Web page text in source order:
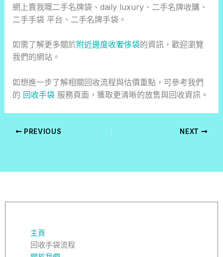
網上賣我嘅二手名牌袋、daily luxury、二手名牌收購、
二手手袋 平台、二手名牌手袋。
如需了解更多關於附近邊度收奢侈袋的資訊，歡迎瀏覽
我們的網站。
如想進一步了解相關回收流程與估價重點，可參考我們
的 回收手袋服務頁面，獲取更清晰的放售與回收資訊。
PREVIOUS NEXT
主頁
回收手袋流程